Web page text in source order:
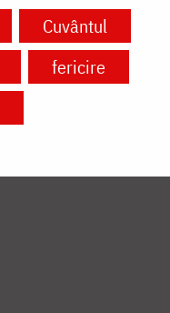
Cuvântul
fericire